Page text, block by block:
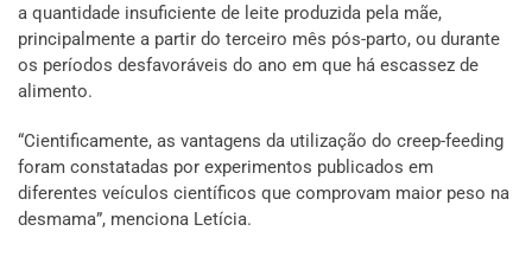
a quantidade insuficiente de leite produzida pela mãe,
principalmente a partir do terceiro mês pós-parto, ou durante
os períodos desfavoráveis do ano em que há escassez de
alimento.
“Cientificamente, as vantagens da utilização do creep-feeding
foram constatadas por experimentos publicados em
diferentes veículos científicos que comprovam maior peso na
desmama”, menciona Letícia.